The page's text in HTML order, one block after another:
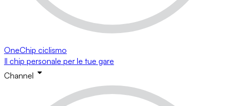
OneChip ciclismo
Il chip personale per le tue gare
Channel